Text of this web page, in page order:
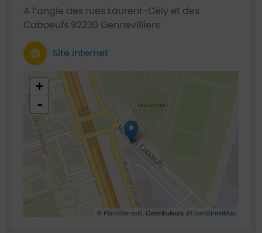
A l’angle des rues Laurent-Cély et des
Caboeufs 92230 Gennevilliers
Site internet
48.926949,2.304044
+
-
© Plan-interactif , Contributeurs d'OpenStreetMap